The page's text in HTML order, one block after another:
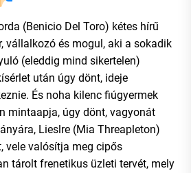
(Benicio Del Toro) kétes hírű
vállalkozó és mogul, aki a sokadik
(eleddig mind sikertelen)
után úgy dönt, ideje
És noha kilenc fiúgyermek
mintaapja, úgy dönt, vagyonát
Lieslre (Mia Threapleton)
vele valósítja meg cipős
tárolt frenetikus üzleti tervét, mely